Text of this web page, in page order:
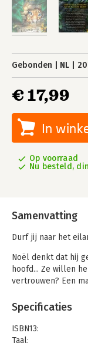
Gebonden NL
€ 17,99
In
Op voorraad
Nu besteld,
Samenvatting
Durf jij naar het
Noël denkt dat hij
hoofd... Ze willen
vertrouwen? Een
levensgevaarlijke
de magische
– maar eerst moet
en een giftige
Specificaties
ISBN13:
Taal: